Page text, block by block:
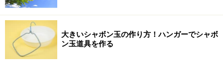
大きいシャボン玉の作り方！ハンガーでシャボ
ン玉道具を作る